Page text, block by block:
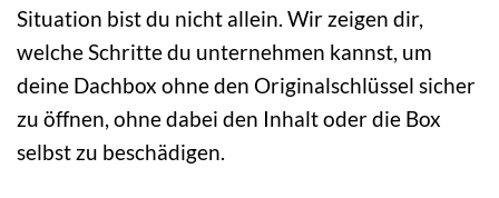
Situation bist du nicht allein. Wir zeigen dir,
welche Schritte du unternehmen kannst, um
deine Dachbox ohne den Originalschlüssel sicher
zu öffnen, ohne dabei den Inhalt oder die Box
selbst zu beschädigen.